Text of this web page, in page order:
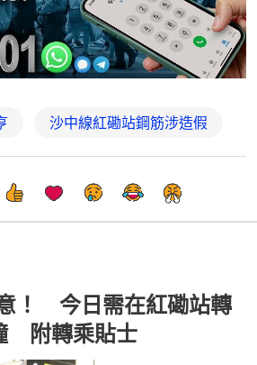
沙中線紅磡站鋼筋涉造假
！ 今日需在紅磡站轉
附轉乘貼士